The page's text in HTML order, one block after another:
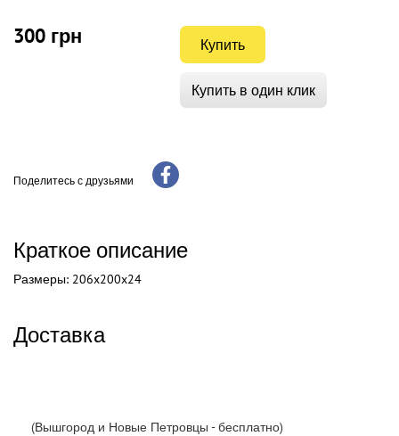
300 грн Купить
Купить в один клик
Поделитесь с друзьями
Краткое описание
Размеры: 206x200x24
Доставка
(Вышгород и Новые Петровцы - бесплатно)